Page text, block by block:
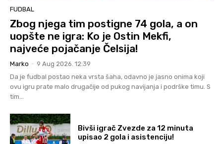
FUDBAL
Zbog njega tim postigne 74 gola, a on
uopšte ne igra: Ko je Ostin Mekfi,
najveće pojačanje Čelsija!
Marko - 9 Aug 2026. 12:39
Da je fudbal postao neka vrsta šaha, odavno je jasno onima koji
ovu igru prate malo drugačije od pukog navijanja i podrške timu. S
tim...
Bivši igrač Zvezde za 12 minuta
upisao 2 gola i asistenciju!